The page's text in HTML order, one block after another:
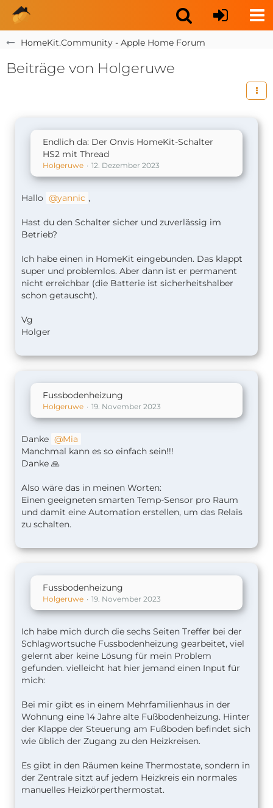
HomeKit.Community - Apple Home Forum
Beiträge von Holgeruwe
Endlich da: Der Onvis HomeKit-Schalter
HS2 mit Thread
Holgeruwe 12. Dezember 2023
Hallo yannic ,
Hast du den Schalter sicher und zuverlässig im
Betrieb?
Ich habe einen in HomeKit eingebunden. Das klappt
super und problemlos. Aber dann ist er permanent
nicht erreichbar (die Batterie ist sicherheitshalber
schon getauscht).
Vg
Holger
Fussbodenheizung
Holgeruwe 19. November 2023
Danke
Mia
Manchmal kann es so einfach sein!!!
Danke 🙏
Also wäre das in meinen Worten:
Einen geeigneten smarten Temp-Sensor pro Raum
und damit eine Automation erstellen, um das Relais
zu schalten.
Fussbodenheizung
Holgeruwe 19. November 2023
Ich habe mich durch die sechs Seiten Treffer bei der
Schlagwortsuche Fussbodenheizung gearbeitet, viel
gelernt aber keine Lösung für mein Problem
gefunden. vielleicht hat hier jemand einen Input für
mich:
Bei mir gibt es in einem Mehrfamilienhaus in der
Wohnung eine 14 Jahre alte Fußbodenheizung. Hinter
der Klappe der Steuerung am Fußboden befindet sich
wie üblich der Zugang zu den Heizkreisen.
Es gibt in den Räumen keine Thermostate, sondern in
der Zentrale sitzt auf jedem Heizkreis ein normales
manuelles Heizkörperthermostat.